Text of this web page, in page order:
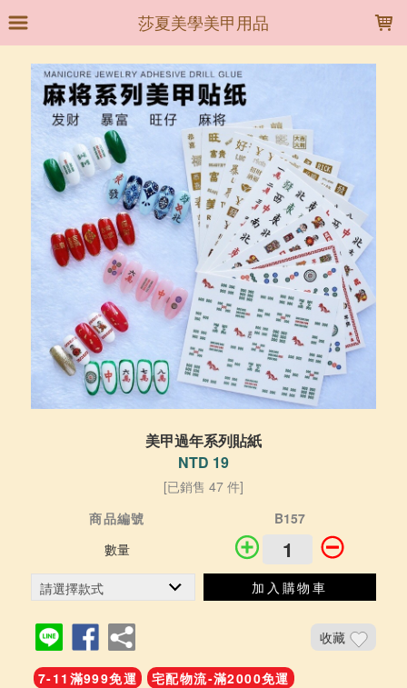
莎夏美學美甲用品
美甲過年系列貼紙
NTD 19
[已銷售 47 件]
商品編號
B157
數量
加入購物車
收藏
7-11滿999免運
宅配物流-滿2000免運